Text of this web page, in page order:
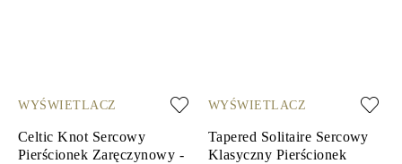
WYŚWIETLACZ
Celtic Knot Sercowy
Pierścionek Zaręczynowy -
WYŚWIETLACZ
Tapered Solitaire Sercowy
Klasyczny Pierścionek